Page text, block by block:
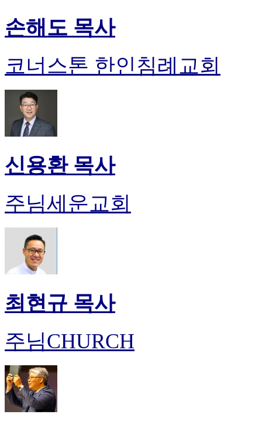
손해도 목사
코너스톤 한인침례교회
신용환 목사
주님세운교회
최현규 목사
주님CHURCH